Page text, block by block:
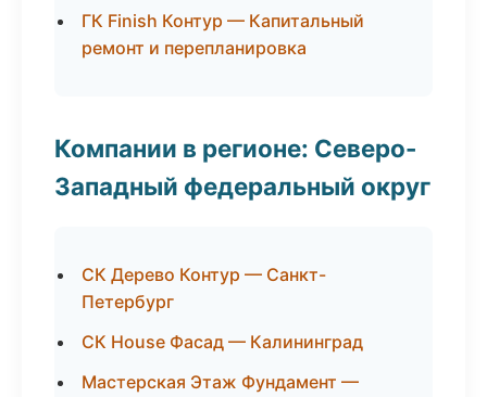
ГК Finish Контур — Капитальный
ремонт и перепланировка
Компании в регионе: Северо-
Западный федеральный округ
СК Дерево Контур — Санкт-
Петербург
СК House Фасад — Калининград
Мастерская Этаж Фундамент —